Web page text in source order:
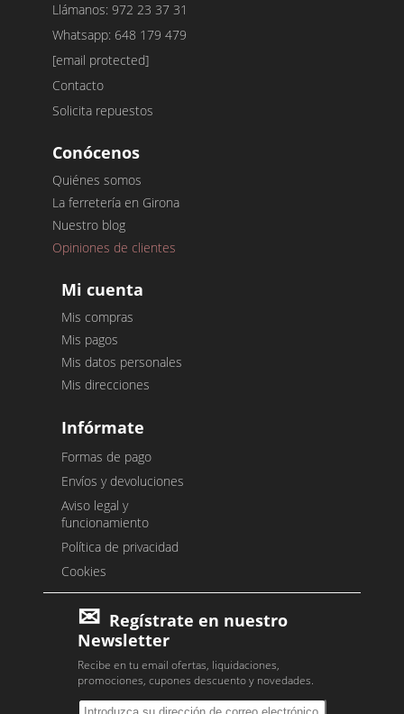
Llámanos: 972 23 37 31
Whatsapp: 648 179 479
[email protected]
Contacto
Solicita repuestos
Conócenos
Quiénes somos
La ferretería en Girona
Nuestro blog
Opiniones de clientes
Mi cuenta
Mis compras
Mis pagos
Mis datos personales
Mis direcciones
Infórmate
Formas de pago
Envíos y devoluciones
Aviso legal y
funcionamiento
Política de privacidad
Cookies
Regístrate en nuestro
Newsletter
Recibe en tu email ofertas, liquidaciones,
promociones, cupones descuento y novedades.